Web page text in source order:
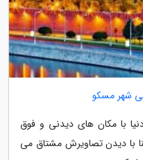
شهر مسکو
با مکان های دیدنی و فوق
با دیدن تصاویرش مشتاق می